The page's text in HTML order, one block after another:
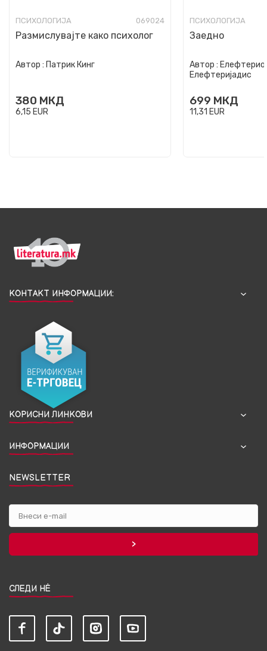
ПСИХОЛОГИЈА 069024
Размислувајте како психолог
Автор : Патрик Кинг
380 МКД
6,15 EUR
ПСИХОЛОГИЈА
Заедно
Автор :
Елефтеријадис
699 МКД
11,31 EUR
КОНТАКТ ИНФОРМАЦИИ:
КОРИСНИ ЛИНКОВИ
ИНФОРМАЦИИ
NEWSLETTER
СЛЕДИ НЀ